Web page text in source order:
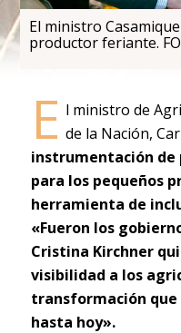
El ministro
productor feriante.
E l ministro de
de la Nación,
instrumentación
para los pequeños
herramienta de
«Fueron los
Cristina Kirchner
visibilidad a los
transformación que
hasta hoy».